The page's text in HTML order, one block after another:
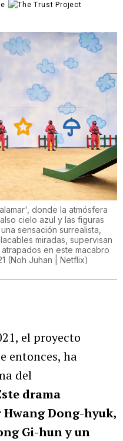
donde la atmósfera
cielo azul y las figuras
sensación surrealista,
miradas, supervisan
en este macabro
(Noh Juhan | Netflix)
el proyecto
entonces, ha
del
drama
Dong-hyuk,
Gi-hun y un